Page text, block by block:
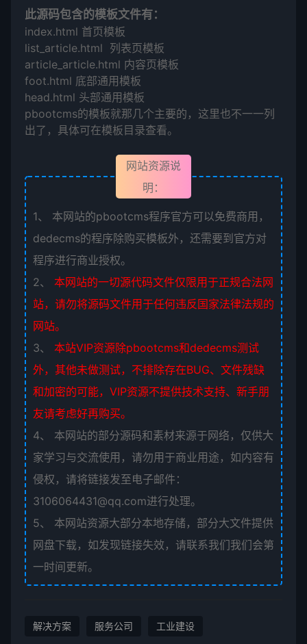
此源码包含的模板文件有：
index.html 首页模板
list_article.html 列表页模板
article_article.html 内容页模板
foot.html 底部通用模板
head.html 头部通用模板
pbootcms的模板就那几个主要的，这里也不一一列
出了，具体可在模板目录查看。
网站资源说
明：
1、
本网站的pbootcms程序官方可以免费商用，
dedecms的程序除购买模板外，还需要到官方对
程序进行商业授权。
2、
本网站的一切源代码文件仅限用于正规合法网
站，请勿将源码文件用于任何违反国家法律法规的
网站。
3、
本站VIP资源除pbootcms和dedecms测试
外，其他未做测试，不排除存在BUG、文件残缺
和加密的可能，VIP资源不提供技术支持、新手朋
友请考虑好再购买。
4、
本网站的部分源码和素材来源于网络，仅供大
家学习与交流使用，请勿用于商业用途，如内容有
侵权，请将链接发至电子邮件：
3106064431@qq.com进行处理。
5、
本网站资源大部分本地存储，部分大文件提供
网盘下载，如发现链接失效，请联系我们我们会第
一时间更新。
解决方案 服务公司 工业建设